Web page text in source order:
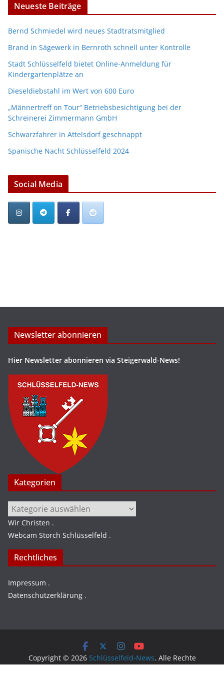
Neueste Beiträge
Bernd Schmiedel wird neues Stadtratsmitglied
Brand in Sägewerk in Bernroth schnell unter Kontrolle
Stadt Schlüsselfeld bietet Online-Anmeldung für
Kindergartenplätze an
Dieseldiebstahl im Wert von 600 Euro
„Männertreff on Tour“ Betriebsbesichtigung bei der
Schreinerei Zimmermann GmbH
Schwarzfahrer in Attelsdorf geschnappt
Spanische Nacht Schlüsselfeld 2024
Social Media
Newsletter abonnieren
Hier Newsletter abonnieren via Steigerwald-News!
Kategorien
Kategorien
Wir Christen .
Webcam Storch Schlüsselfeld .
Rechtliches
Impressum .
Datenschutzerklärung .
Copyright © 2026 Schlüsselfeld-News. Alle Rechte